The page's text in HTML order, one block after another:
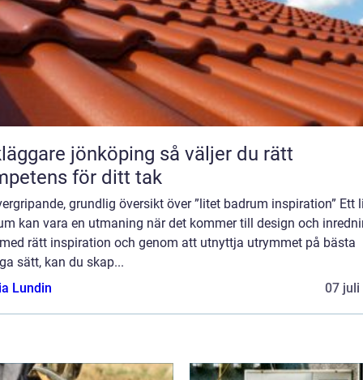
jönköping så väljer du rätt
för ditt tak
grundlig översikt över ”litet badrum inspiration” Ett
kan vara en utmaning när det kommer till design och
rätt inspiration och genom att utnyttja utrymmet på bästa
sätt, kan du skap...
Lundin
07 juli